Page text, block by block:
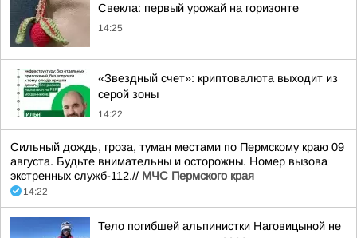
Свекла: первый урожай на горизонте
14:25
«Звездный счет»: криптовалюта выходит из
серой зоны
14:22
Сильный дождь, гроза, туман местами по Пермскому краю 09
августа. Будьте внимательны и осторожны. Номер вызова
экстренных служб-112.// МЧС Пермского края
14:22
Тело погибшей альпинистки Наговицыной не